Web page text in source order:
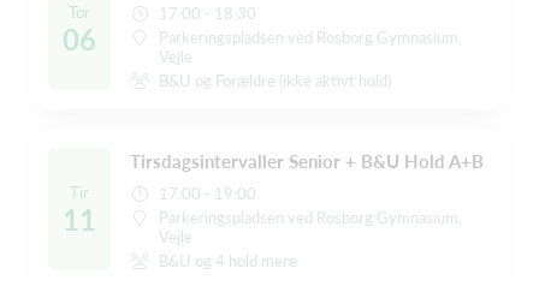
Tor
06
17:00 - 18:30
Parkeringspladsen ved Rosborg Gymnasium,
Vejle
B&U og Forældre (ikke aktivt hold)
Tir
11
Tirsdagsintervaller Senior + B&U Hold A+B
17:00 - 19:00
Parkeringspladsen ved Rosborg Gymnasium,
Vejle
B&U og 4 hold mere